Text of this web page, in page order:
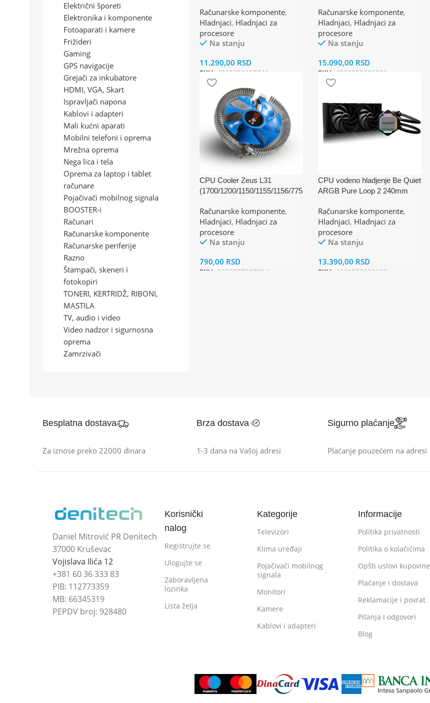
Električni šporeti
Elektronika i komponente
Fotoaparati i kamere
Frižideri
Gaming
GPS navigacije
Grejači za inkubatore
HDMI, VGA, Skart
Ispravljači napona
Kablovi i adapteri
Mali kućni aparati
Mobilni telefoni i oprema
Mrežna oprema
Nega lica i tela
Oprema za laptop i tablet
računare
Pojačivači mobilnog signala
BOOSTER-i
Računari
Računarske komponente
Računarske periferije
Razno
Štampači, skeneri i
fotokopiri
TONERI, KERTRIDŽ, RIBONI,
MASTILA
TV, audio i video
Video nadzor i sigurnosna
oprema
Zamrzivači
0,1700)/TDP-270W
Računarske komponente,
Hladnjaci, Hladnjaci za
procesore
Na stanju
11.290,00 RSD
SKU: 4260052190746
(AM4,AM5,1700,1200,2066,115
0,1151,1155,2011)
Računarske komponente,
Hladnjaci, Hladnjaci za
procesore
Na stanju
15.090,00 RSD
SKU: 4260052189023
CPU Cooler Zeus L31
(1700/1200/1150/1155/1156/775
TDP 65W
Računarske komponente,
Hladnjaci, Hladnjaci za
procesore
Na stanju
790,00 RSD
SKU: 8606027927294
CPU vodeno hladjenje Be Quiet
ARGB Pure Loop 2 240mm
(AM4,AM3,1151,1150,1155,120
0,1700)
Računarske komponente,
Hladnjaci, Hladnjaci za
procesore
Na stanju
13.390,00 RSD
SKU: 4260052190692
Besplatna dostava
Za iznose preko 22000 dinara
Brza dostava
1-3 dana na Vašoj adresi
Sigurno plaćanje
Plaćanje pouzećem na adresi
Daniel Mitrović PR Denitech
37000 Kruševac
Vojislava Ilića 12
+381 60 36 333 83
PIB: 112773359
MB: 66345319
PEPDV broj: 928480
Korisnički
nalog
Registrujte se
Ulogujte se
Zaboravljena
lozinka
Lista želja
Kategorije
Televizori
Klima uređaji
Pojačivači mobilnog
signala
Monitori
Kamere
Kablovi i adapteri
Informacije
Politika privatnosti
Politika o kolačićima
Opšti uslovi kupovine
Plaćanje i dostava
Reklamacije i povrat
Pitanja i odgovori
Blog